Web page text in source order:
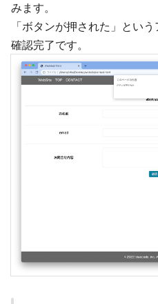
みます。
「ボタンが押された」とい
確認完了です。